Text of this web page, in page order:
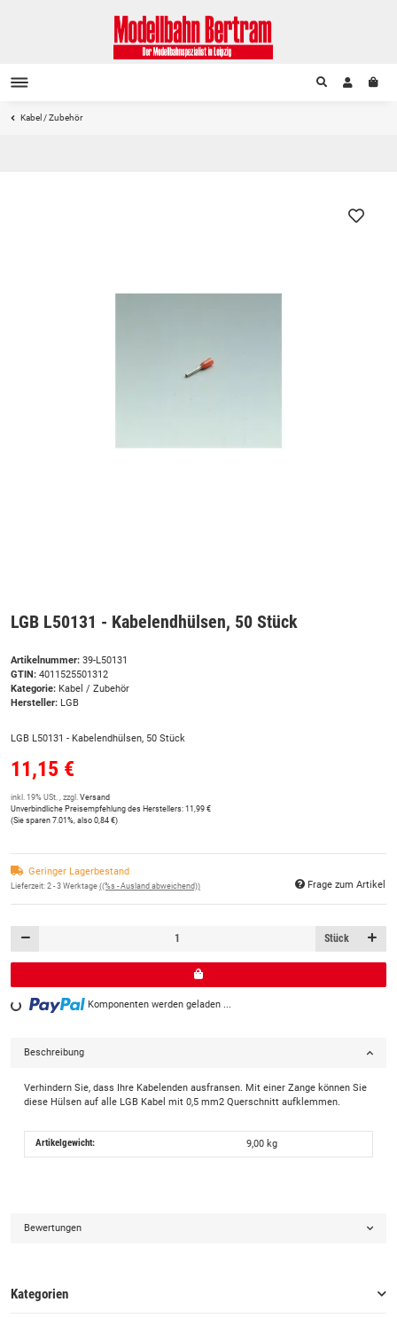
Kabel / Zubehör
LGB L50131 - Kabelendhülsen, 50 Stück
Artikelnummer: 39-L50131
GTIN: 4011525501312
Kategorie: Kabel / Zubehör
Hersteller: LGB
LGB L50131 - Kabelendhülsen, 50 Stück
11,15 €
inkl. 19% USt. , zzgl. Versand
Unverbindliche Preisempfehlung des Herstellers: 11,99 €
(Sie sparen 7.01%, also 0,84 €)
Geringer Lagerbestand
Lieferzeit: 2 - 3 Werktage ((%s - Ausland abweichend)) Frage zum Artikel
Stück
Loading... Komponenten werden geladen ...
Beschreibung
Verhindern Sie, dass Ihre Kabelenden ausfransen. Mit einer Zange können Sie
diese Hülsen auf alle LGB Kabel mit 0,5 mm2 Querschnitt aufklemmen.
Artikelgewicht: 9,00 kg
Bewertungen
Kategorien